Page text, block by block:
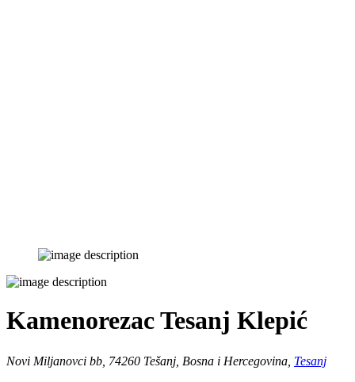
Kamenorezac Tesanj Klepić
Novi Miljanovci bb, 74260 Tešanj, Bosna i Hercegovina, Tesanj